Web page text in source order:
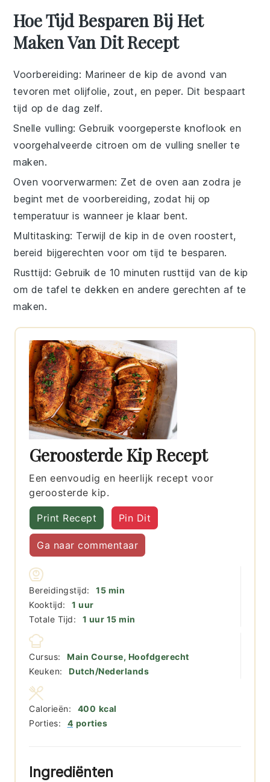
Hoe Tijd Besparen Bij Het
Maken Van Dit Recept
Voorbereiding: Marineer de kip de avond van
tevoren metolijfolie, zout, enpeper. Dit bespaart
tijd op de dag zelf.
Snelle vulling: Gebruik voorgeperste knoflook en
voorgehalveerdecitroen om de vulling sneller te
maken.
Oven voorverwarmen: Zet de oven aan zodra je
begint met de voorbereiding, zodat hij op
temperatuur is wanneer je klaar bent.
Multitasking: Terwijl de kip in de oven roostert,
bereid bijgerechten voor om tijd te besparen.
Rusttijd: Gebruik de 10 minuten rusttijd van dekip
om de tafel te dekken en andere gerechten af te
maken.
Geroosterde Kip Recept
Een eenvoudig en heerlijk recept voor
geroosterde kip.
Print Recept Pin Dit
Ga naar commentaar
Bereidingstijd: 15minuten
min
Kooktijd:
1 uur
uur
Totale Tijd:
1 uur
uur 15minuten
min
Cursus:
Main Course, Hoofdgerecht
Keuken:
Dutch/Nederlands
Porties: 4 porties
Calorieën: 400 kcal
Ingrediënten